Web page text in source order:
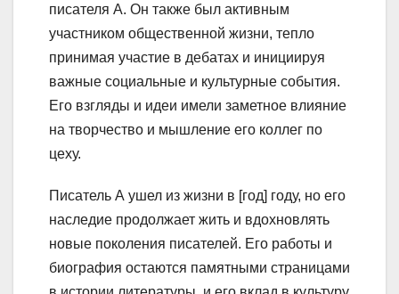
писателя А. Он также был активным
участником общественной жизни, тепло
принимая участие в дебатах и инициируя
важные социальные и культурные события.
Его взгляды и идеи имели заметное влияние
на творчество и мышление его коллег по
цеху.
Писатель А ушел из жизни в [год] году, но его
наследие продолжает жить и вдохновлять
новые поколения писателей. Его работы и
биография остаются памятными страницами